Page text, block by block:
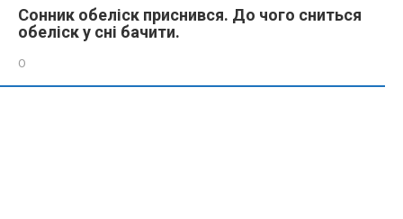
Сонник обеліск приснився. До чого сниться
обеліск у сні бачити.
О